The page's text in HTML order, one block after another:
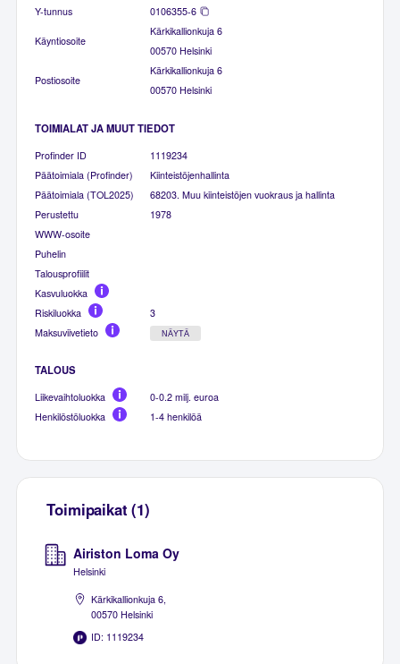
Y-tunnus
0106355-6
Käyntiosoite
Kärkikallionkuja 6
00570 Helsinki
Postiosoite
Kärkikallionkuja 6
00570 Helsinki
TOIMIALAT JA MUUT TIEDOT
Profinder ID
1119234
Päätoimiala (Profinder)
Kiinteistöjenhallinta
Päätoimiala (TOL2025)
68203. Muu kiinteistöjen vuokraus ja hallinta
Perustettu
1978
WWW-osoite
Puhelin
Talousprofiilit
Kasvuluokka
Riskiluokka
3
Maksuviivetieto
NÄYTÄ
TALOUS
Liikevaihtoluokka
0-0.2 milj. euroa
Henkilöstöluokka
1-4 henkilöä
Toimipaikat (1)
Airiston Loma Oy
Helsinki
Kärkikallionkuja 6,
00570 Helsinki
ID: 1119234